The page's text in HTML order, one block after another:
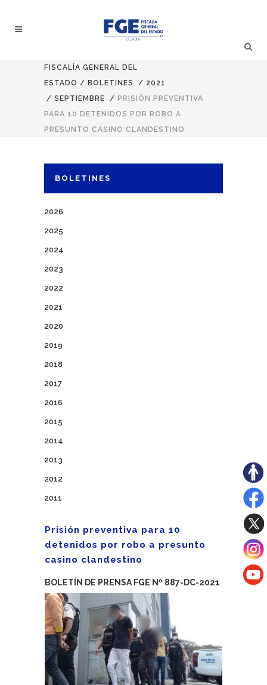
FISCALÍA GENERAL DEL
ESTADO / BOLETINES / 2021
/ SEPTIEMBRE / PRISIÓN PREVENTIVA
PARA 10 DETENIDOS POR ROBO A
PRESUNTO CASINO CLANDESTINO
BOLETINES
2026
2025
2024
2023
2022
2021
2020
2019
2018
2017
2016
2015
2014
2013
2012
2011
Prisión preventiva para 10
detenidos por robo a presunto
casino clandestino
BOLETÍN DE PRENSA FGE Nº 887-DC-2021